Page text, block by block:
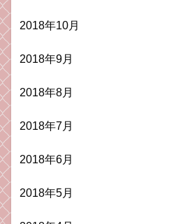
2018年10月
2018年9月
2018年8月
2018年7月
2018年6月
2018年5月